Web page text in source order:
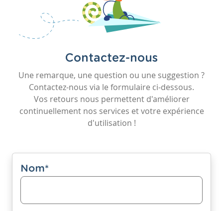
Contactez-nous
Une remarque, une question ou une suggestion ?
Contactez-nous via le formulaire ci-dessous.
Vos retours nous permettent d'améliorer
continuellement nos services et votre expérience
d'utilisation !
Nom*